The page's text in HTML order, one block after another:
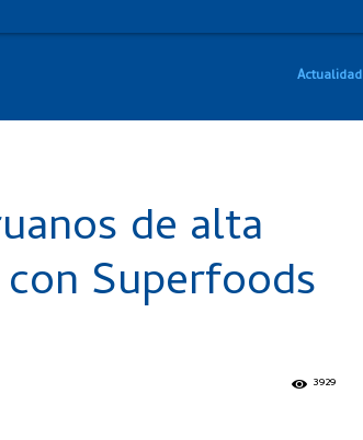
Actualidad
de alta
Superfoods
3929